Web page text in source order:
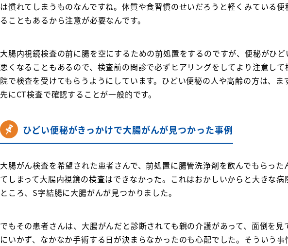
は慣れてしまうものなんですね。体質や食習慣のせいだろうと軽くみている
ることもあるから注意が必要なんです。
大腸内視鏡検査の前に腸を空にするための前処置をするのですが、便秘がひ
悪くなることもあるので、検査前の問診で必ずヒアリングをしてより注意し
院で検査を受けてもらうようにしています。ひどい便秘の人や高齢の方は、ま
先にCT検査で確認することが一般的です。
ひどい便秘がきっかけで大腸がんが見つかった事例
大腸がん検査を希望された患者さんで、前処置に腸管洗浄剤を飲んでもらった
てしまって大腸内視鏡の検査はできなかった。これはおかしいからと大きな病
ところ、S字結腸に大腸がんが見つかりました。
でもその患者さんは、大腸がんだと診断されても親の介護があって、面倒を
にいかず、なかなか手術する日が決まらなかったのも心配でした。そういう